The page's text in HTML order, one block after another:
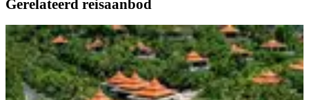
Gerelateerd reisaanbod